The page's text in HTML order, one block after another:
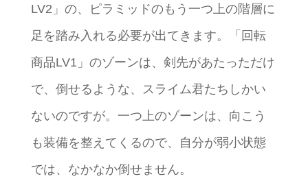
LV2」の、ピラミッドのもう一つ上の階層に
足を踏み入れる必要が出てきます。「回転
商品LV1」のゾーンは、剣先があたっただけ
で、倒せるような、スライム君たちしかい
ないのですが。一つ上のゾーンは、向こう
も装備を整えてくるので、自分が弱小状態
では、なかなか倒せません。